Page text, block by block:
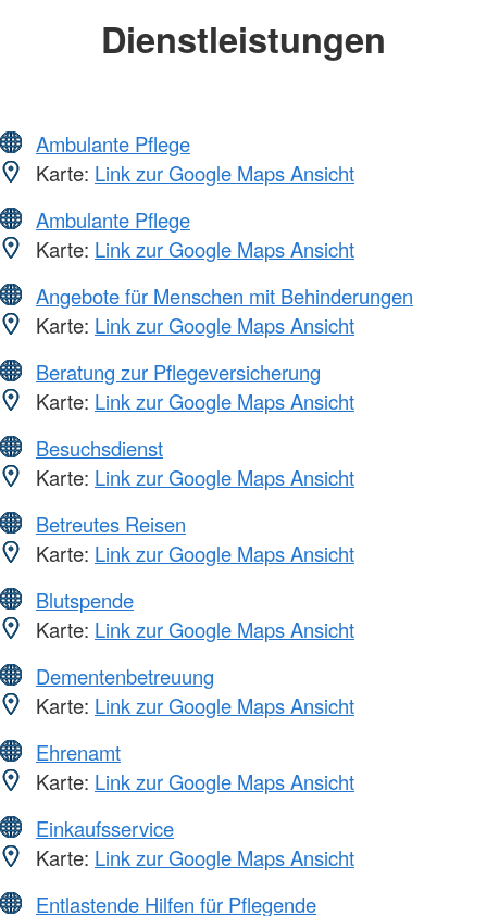
Dienstleistungen
Ambulante Pflege
Karte: Link zur Google Maps Ansicht
Ambulante Pflege
Karte: Link zur Google Maps Ansicht
Angebote für Menschen mit Behinderungen
Karte: Link zur Google Maps Ansicht
Beratung zur Pflegeversicherung
Karte: Link zur Google Maps Ansicht
Besuchsdienst
Karte: Link zur Google Maps Ansicht
Betreutes Reisen
Karte: Link zur Google Maps Ansicht
Blutspende
Karte: Link zur Google Maps Ansicht
Dementenbetreuung
Karte: Link zur Google Maps Ansicht
Ehrenamt
Karte: Link zur Google Maps Ansicht
Einkaufsservice
Karte: Link zur Google Maps Ansicht
Entlastende Hilfen für Pflegende